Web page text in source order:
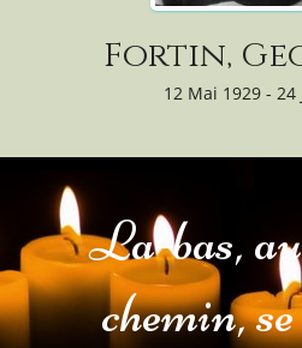
Fortin,
12 Mai 1929 - 24
La-bas,
chemin,